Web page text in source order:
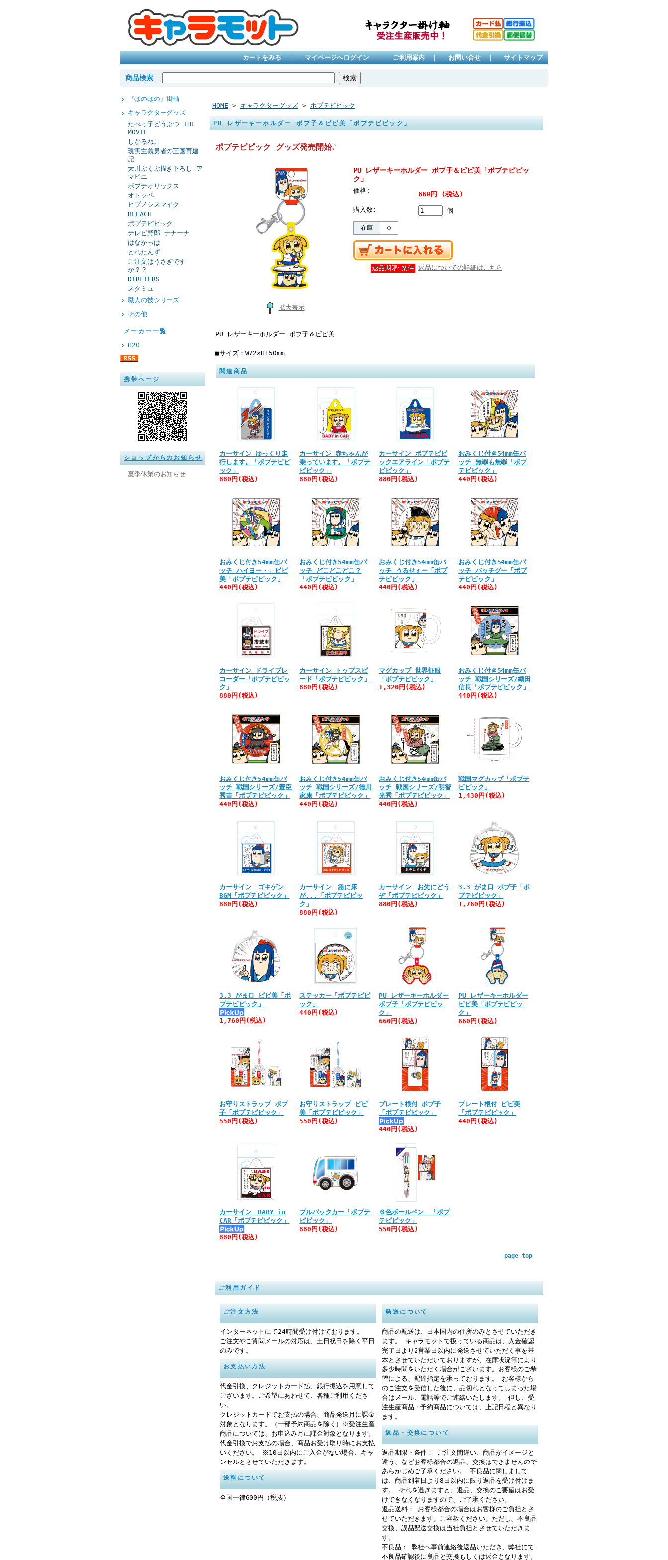
カートをみる ｜ マイページへログイン ｜ ご利用案内 ｜ お問い合せ ｜ サイトマップ
商品検索
『ぼのぼの』掛軸
キャラクターグッズ
たべっ子どうぶつ THE
MOVIE
しかるねこ
現実主義勇者の王国再建
記
大川ぶくぶ描き下ろし ア
マビエ
ポプテオリックス
オトッペ
ヒプノシスマイク
BLEACH
ポプテピピック
テレビ野郎 ナナーナ
はなかっぱ
とれたんず
ご注文はうさぎです
か？？
DIRFTERS
スタミュ
職人の技シリーズ
その他
メーカー一覧
H2O
携帯ページ
ショップからのお知らせ
夏季休業のお知らせ
HOME > キャラクターグッズ > ポプテピピック
PU レザーキーホルダー ポプ子＆ピピ美「ポプテピピック」
ポプテピピック グッズ発売開始♪
拡大表示
PU レザーキーホルダー ポプ子＆ピピ美「ポプテピピッ
ク」
価格: 660円 (税込)
購入数: 個
在庫 ○
返品についての詳細はこちら
PU レザーキーホルダー ポプ子＆ピピ美
■サイズ：W72×H150mm
関連商品
カーサイン ゆっくり走
行します。「ポプテピピ
ック」
880円(税込)
カーサイン 赤ちゃんが
乗っています。「ポプテ
ピピック」
880円(税込)
カーサイン ポプテピピ
ックエアライン「ポプテ
ピピック」
880円(税込)
おみくじ付き54mm缶バ
ッチ 無罪も無罪「ポプ
テピピック」
440円(税込)
おみくじ付き54mm缶バ
ッチ ハイヨー・」ビビ
美「ポプテピピック」
440円(税込)
おみくじ付き54mm缶バ
ッチ どこどこどこ？
「ポプテピピック」
440円(税込)
おみくじ付き54mm缶バ
ッチ うるせぇー「ポプ
テピピック」
440円(税込)
おみくじ付き54mm缶バ
ッチ バッチグー「ポプ
テピピック」
440円(税込)
カーサイン ドライブレ
コーダー「ポプテピピッ
ク」
880円(税込)
カーサイン トップスピ
ード「ポプテピピック」
880円(税込)
マグカップ 世界征服
「ポプテピピック」
1,320円(税込)
おみくじ付き54mm缶バ
ッチ 戦国シリーズ/織田
信長「ポプテピピック」
440円(税込)
おみくじ付き54mm缶バ
ッチ 戦国シリーズ/豊臣
秀吉「ポプテピピック」
440円(税込)
おみくじ付き54mm缶バ
ッチ 戦国シリーズ/徳川
家康「ポプテピピック」
440円(税込)
おみくじ付き54mm缶バ
ッチ 戦国シリーズ/明智
光秀「ポプテピピック」
440円(税込)
戦国マグカップ「ポプテ
ピピック」
1,430円(税込)
カーサイン ゴキゲン
BGM「ポプテピピック」
880円(税込)
カーサイン 急に床
が...「ポプテピピッ
ク」
880円(税込)
カーサイン お先にどう
ぞ「ポプテピピック」
880円(税込)
3.3 がま口 ポプ子「ポ
プテピピック」
1,760円(税込)
3.3 がま口 ピピ美「ポ
プテピピック」
1,760円(税込)
ステッカー「ポプテピピ
ック」
440円(税込)
PU レザーキーホルダー
ポプ子「ポプテピピッ
ク」
660円(税込)
PU レザーキーホルダー
ピピ美「ポプテピピッ
ク」
660円(税込)
お守りストラップ ポプ
子「ポプテピピック」
550円(税込)
お守りストラップ ピピ
美「ポプテピピック」
550円(税込)
プレート根付 ポプ子
「ポプテピピック」
440円(税込)
プレート根付 ピピ美
「ポプテピピック」
440円(税込)
カーサイン BABY in
CAR「ポプテピピック」
880円(税込)
プルバックカー「ポプテ
ピピック」
880円(税込)
６色ボールペン 「ポプ
テピピック」
550円(税込)
page top
ご利用ガイド
ご注文方法
インターネットにて24時間受け付けております。
ご注文やご質問メールの対応は、土日祝日を除く平日
のみです。
お支払い方法
代金引換、クレジットカード払、銀行振込を用意して
ございます。ご希望にあわせて、各種ご利用くださ
い。
クレジットカードでお支払の場合、商品発送月に課金
対象となります。（一部予約商品を除く）※受注生産
商品については、お申込み月に課金対象となります。
代金引換でお支払の場合、商品お受け取り時にお支払
いください。 ※10日以内にご入金がない場合、キャ
ンセルとさせていただきます。
送料について
全国一律600円（税抜）
発送について
商品の配送は、日本国内の住所のみとさせていただき
ます。 キャラモットで扱っている商品は、入金確認
完了日より2営業日以内に発送させていただく事を基
本とさせていただいておりますが、在庫状況等により
多少時間をいただく場合がございます。お客様のご希
望による、配達指定を承っております。 お客様から
のご注文を受信した後に、品切れとなってしまった場
合はメール、電話等でご連絡いたします。 但し、受
注生産商品・予約商品については、上記日程と異なり
ます。
返品・交換について
返品期限・条件： ご注文間違い、商品がイメージと
違う、などお客様都合の返品、交換はできませんので
あらかじめご了承ください。 不良品に関しまして
は、商品到着日より8日以内に限り返品を受け付けま
す。 それを過ぎますと、返品、交換のご要望はお受
けできなくなりますので、ご了承ください。
返品送料： お客様都合の場合はお客様のご負担とさ
せていただきます。ご容赦ください。ただし、不良品
交換、誤品配送交換は当社負担とさせていただきま
す。
不良品： 弊社へ事前連絡後返品いただき、弊社にて
不良品確認後に良品と交換もしくは返金となります。